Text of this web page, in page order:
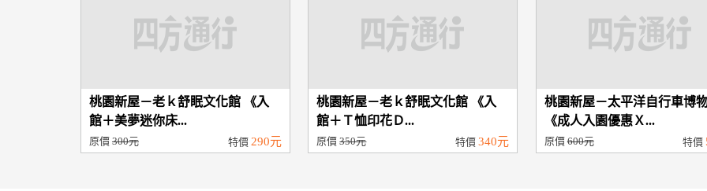
桃園新屋－老ｋ舒眠文化館 《入
館＋美夢迷你床...
原價 300元 特價 290元
桃園新屋－老ｋ舒眠文化館 《入
館＋Ｔ恤印花Ｄ...
原價350元 特價340元
桃園新屋－太平洋自行車博
《成人入園優惠Ｘ...
原價600元 特價